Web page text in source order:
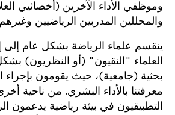
وموظفي الأداء الآخرين (أخصائيي
والمحللين المدربين الرياضيين
ينقسم علماء الرياضة بشكل عام إلى
العلماء "النقيون" (أو النظريون)
بحثية (جامعية)، حيث يقومون بإجراء
معرفتنا بالأداء البشري. من ناحية
التطبيقيون في بيئة رياضية يدعمون